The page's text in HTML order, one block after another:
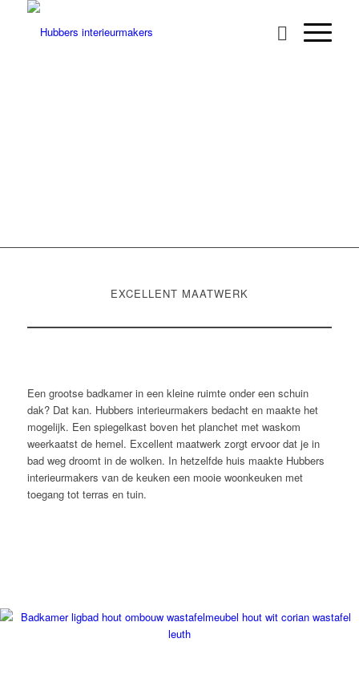
EXCELLENT MAATWERK
Een grootse badkamer in een kleine ruimte onder een schuin
dak? Dat kan. Hubbers interieurmakers bedacht en maakte het
mogelijk. Een spiegelkast boven het planchet met waskom
weerkaatst de hemel. Excellent maatwerk zorgt ervoor dat je in
bad weg droomt in de wolken. In hetzelfde huis maakte Hubbers
interieurmakers van de keuken een mooie woonkeuken met
toegang tot terras en tuin.